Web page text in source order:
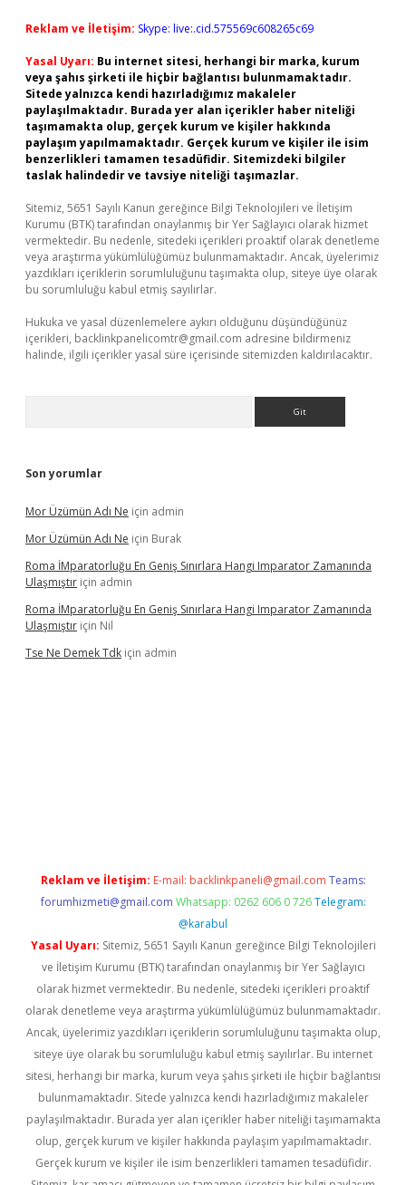
Reklam ve İletişim: Skype: live:.cid.575569c608265c69
Yasal Uyarı: Bu internet sitesi, herhangi bir marka, kurum
veya şahıs şirketi ile hiçbir bağlantısı bulunmamaktadır.
Sitede yalnızca kendi hazırladığımız makaleler
paylaşılmaktadır. Burada yer alan içerikler haber niteliği
taşımamakta olup, gerçek kurum ve kişiler hakkında
paylaşım yapılmamaktadır. Gerçek kurum ve kişiler ile isim
benzerlikleri tamamen tesadüfidir. Sitemizdeki bilgiler
taslak halindedir ve tavsiye niteliği taşımazlar.
Sitemiz, 5651 Sayılı Kanun gereğince Bilgi Teknolojileri ve İletişim
Kurumu (BTK) tarafından onaylanmış bir Yer Sağlayıcı olarak hizmet
vermektedir. Bu nedenle, sitedeki içerikleri proaktif olarak denetleme
veya araştırma yükümlülüğümüz bulunmamaktadır. Ancak, üyelerimiz
yazdıkları içeriklerin sorumluluğunu taşımakta olup, siteye üye olarak
bu sorumluluğu kabul etmiş sayılırlar.
Hukuka ve yasal düzenlemelere aykırı olduğunu düşündüğünüz
içerikleri, backlinkpanelicomtr@gmail.com adresine bildirmeniz
halinde, ilgili içerikler yasal süre içerisinde sitemizden kaldırılacaktır.
Son yorumlar
Mor Üzümün Adı Ne için admin
Mor Üzümün Adı Ne için Burak
Roma İMparatorluğu En Geniş Sınırlara Hangi Imparator Zamanında
Ulaşmıştır için admin
Roma İMparatorluğu En Geniş Sınırlara Hangi Imparator Zamanında
Ulaşmıştır için Nil
Tse Ne Demek Tdk için admin
Reklam ve İletişim: E-mail: backlinkpaneli@gmail.com Teams:
forumhizmeti@gmail.com Whatsapp: 0262 606 0 726 Telegram:
@karabul
Yasal Uyarı: Sitemiz, 5651 Sayılı Kanun gereğince Bilgi Teknolojileri
ve İletişim Kurumu (BTK) tarafından onaylanmış bir Yer Sağlayıcı
olarak hizmet vermektedir. Bu nedenle, sitedeki içerikleri proaktif
olarak denetleme veya araştırma yükümlülüğümüz bulunmamaktadır.
Ancak, üyelerimiz yazdıkları içeriklerin sorumluluğunu taşımakta olup,
siteye üye olarak bu sorumluluğu kabul etmiş sayılırlar. Bu internet
sitesi, herhangi bir marka, kurum veya şahıs şirketi ile hiçbir bağlantısı
bulunmamaktadır. Sitede yalnızca kendi hazırladığımız makaleler
paylaşılmaktadır. Burada yer alan içerikler haber niteliği taşımamakta
olup, gerçek kurum ve kişiler hakkında paylaşım yapılmamaktadır.
Gerçek kurum ve kişiler ile isim benzerlikleri tamamen tesadüfidir.